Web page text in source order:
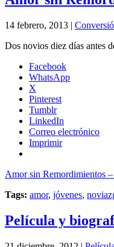
14 febrero, 2013 |
Dos novios diez días antes
Facebook
WhatsApp
X
Pinterest
Tumblr
LinkedIn
Correo electrónico
Imprimir
Amor sin Remordimientos
Tags: amor, jóvenes,
Película y